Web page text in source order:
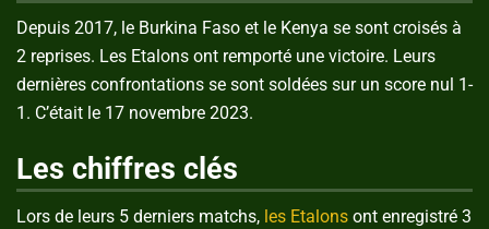
Depuis 2017, le Burkina Faso et le Kenya se sont croisés à
2 reprises. Les Etalons ont remporté une victoire. Leurs
dernières confrontations se sont soldées sur un score nul 1-
1. C’était le 17 novembre 2023.
Les chiffres clés
Lors de leurs 5 derniers matchs, les Etalons ont enregistré 3